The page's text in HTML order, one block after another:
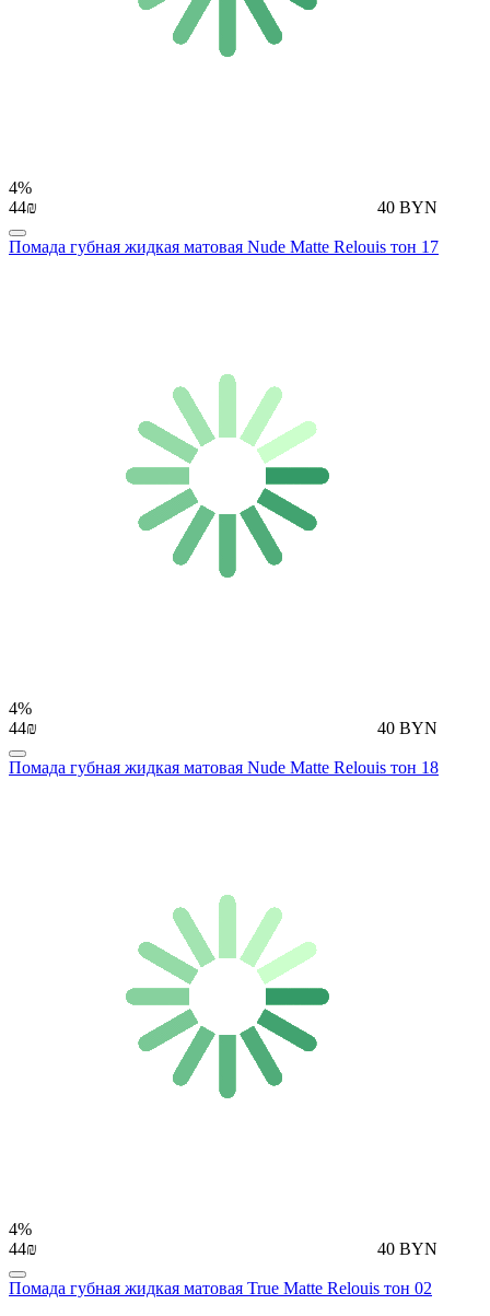
4%
44₪
40 BYN
Помада губная жидкая матовая Nude Matte Relouis тон 17
4%
44₪
40 BYN
Помада губная жидкая матовая Nude Matte Relouis тон 18
4%
44₪
40 BYN
Помада губная жидкая матовая True Matte Relouis тон 02